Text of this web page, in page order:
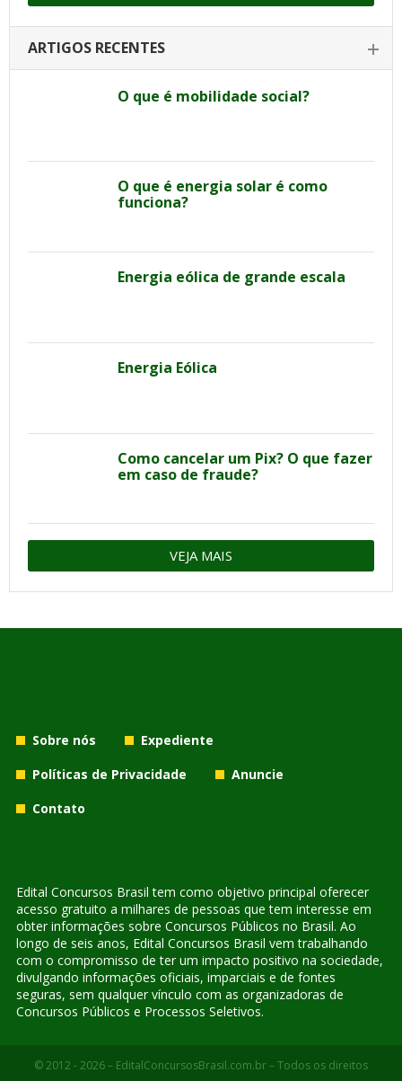
ARTIGOS RECENTES
O que é mobilidade social?
O que é energia solar é como
funciona?
Energia eólica de grande escala
Energia Eólica
Como cancelar um Pix? O que fazer
em caso de fraude?
VEJA MAIS
Sobre nós
Expediente
Políticas de Privacidade
Anuncie
Contato
Edital Concursos Brasil tem como objetivo principal oferecer
acesso gratuito a milhares de pessoas que tem interesse em
obter informações sobre Concursos Públicos no Brasil. Ao
longo de seis anos, Edital Concursos Brasil vem trabalhando
com o compromisso de ter um impacto positivo na sociedade,
divulgando informações oficiais, imparciais e de fontes
seguras, sem qualquer vínculo com as organizadoras de
Concursos Públicos e Processos Seletivos.
© 2012 - 2026 – EditalConcursosBrasil.com.br – Todos os direitos